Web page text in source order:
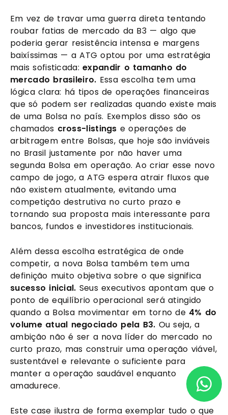
Em vez de travar uma guerra direta tentando
roubar fatias de mercado da B3 — algo que
poderia gerar resistência intensa e margens
baixíssimas — a ATG optou por uma estratégia
mais sofisticada:expandir o tamanho do
mercado brasileiro. Essa escolha tem uma
lógica clara: há tipos de operações financeiras
que só podem ser realizadas quando existe mais
de uma Bolsa no país. Exemplos disso são os
chamados cross-listings e operações de
arbitragem entre Bolsas, que hoje são inviáveis
no Brasil justamente por não haver uma
segunda Bolsa em operação. Ao criar esse novo
campo de jogo, a ATG espera atrair fluxos que
não existem atualmente, evitando uma
competição destrutiva no curto prazo e
tornando sua proposta mais interessante para
bancos, fundos e investidores institucionais.
Além dessa escolha estratégica de onde
competir, a nova Bolsa também tem uma
definição muito objetiva sobre o que significa
sucesso inicial. Seus executivos apontam que o
ponto de equilíbrio operacional será atingido
quando a Bolsa movimentar em torno de 4% do
volume atual negociado pela B3. Ou seja, a
ambição não é ser a nova líder do mercado no
curto prazo, mas construir uma operação viável,
sustentável e relevante o suficiente para
manter a operação saudável enquanto
amadurece.
Este case ilustra de forma exemplar tudo o que